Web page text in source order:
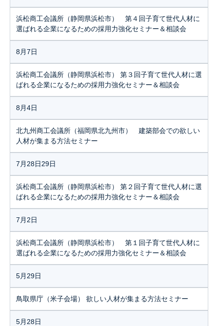
浜松商工会議所（静岡県浜松市） 第４回子育て世代人材に
選ばれる企業になるための採用力強化セミナー＆相談会
8月7日
浜松商工会議所（静岡県浜松市） 第３回子育て世代人材に選
ばれる企業になるための採用力強化セミナー＆相談会
8月4日
北九州商工会議所（福岡県北九州市） 建築部会での欲しい
人材が集まる方法セミナー
7月28日29日
浜松商工会議所（静岡県浜松市） 第２回子育て世代人材に選
ばれる企業になるための採用力強化セミナー＆相談会
7月2日
浜松商工会議所（静岡県浜松市） 第１回子育て世代人材に
選ばれる企業になるための採用力強化セミナー＆相談会
5月29日
鳥取県庁（米子会場） 欲しい人材が集まる方法セミナー
5月28日